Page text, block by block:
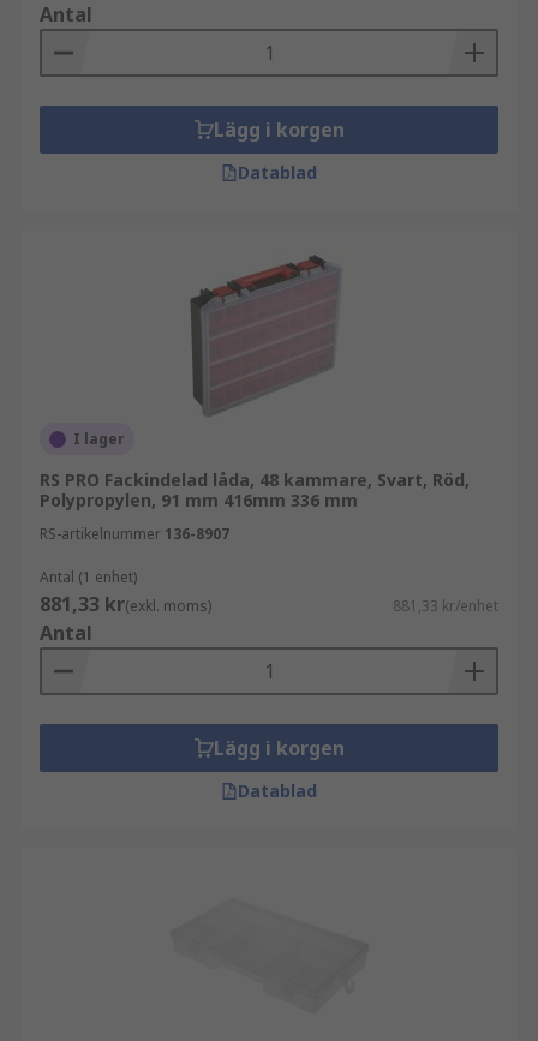
Antal
Lägg i korgen
Datablad
I lager
RS PRO Fackindelad låda, 48 kammare, Svart, Röd,
Polypropylen, 91 mm 416mm 336 mm
RS-artikelnummer 136-8907
Antal (1 enhet)
881,33 kr(exkl. moms) 881,33 kr/enhet
Antal
Lägg i korgen
Datablad